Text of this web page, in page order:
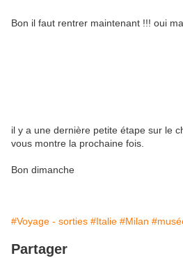
Bon il faut rentrer maintenant !!! oui
il y a une dernière petite étape sur le
vous montre la prochaine fois.
Bon dimanche
#Voyage - sorties #Italie #Milan
Partager